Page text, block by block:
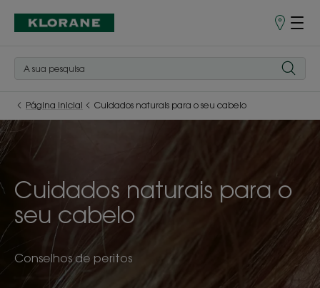
Pontos
Página inicial Cuidados naturais para o seu cabelo
Cuidados naturais para o
seu cabelo
Conselhos de peritos